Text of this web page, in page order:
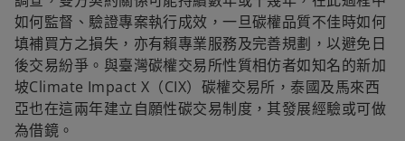
如何監督、驗證專案執行成效，一旦碳權品質不佳時如何
填補買方之損失，亦有賴專業服務及完善規劃，以避免日
後交易紛爭。與臺灣碳權交易所性質相仿者如知名的新加
坡Climate Impact X（CIX）碳權交易所，泰國及馬來西
亞也在這兩年建立自願性碳交易制度，其發展經驗或可做
為借鏡。